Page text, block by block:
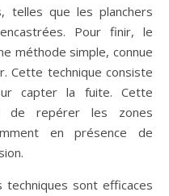
telles que les planchers
Pour finir, le
méthode simple, connue
Cette technique consiste
capter la fuite.
Cette
de repérer les zones
en présence de
sont efficaces